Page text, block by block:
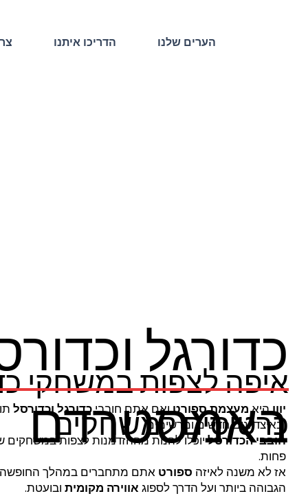
הערים שלנו הדריכו איתנו
כדורגל
באמסטרדם
איפה לצפות במשחקי
כרטיסים למשחקים
יווןהיאמעצמת ספורטואם אתם חובביכדורגל וכדורסל
ובאיצדיונים חדשים ומרשימים.
חובבי הכדורסליוכלו להנות מההזדמנות לצפות במשחקים
פחות.
אז לא משנה לאיזה ספורט אתם מתחברים במהלך
הגבוהה ביותר ועל הדרך לספוג אווירה מקומיתובועטת.